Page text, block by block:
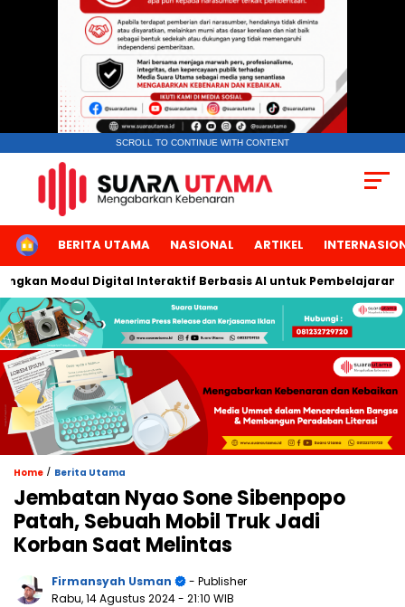
SCROLL TO CONTINUE WITH CONTENT
HOMEBERITA UTAMA NASIONAL ARTIKEL
Modul Digital Interaktif Berbasis AI untuk Pembelajaran
Home / Berita Utama
Jembatan Nyao Sone Sibenpopo
Patah, Sebuah Mobil Truk Jadi
Korban Saat Melintas
Firmansyah Usman
- Publisher
Rabu, 14 Agustus 2024- 21:10 WIB